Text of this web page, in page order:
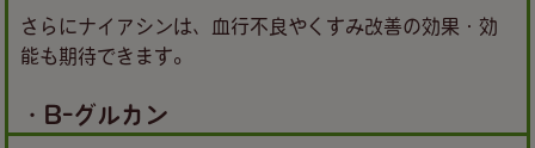
さらにナイアシンは、血行不良やくすみ改善の効果・効
能も期待できます。
・B-グルカン